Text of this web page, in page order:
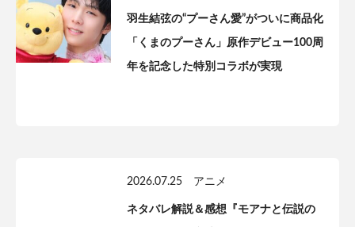
羽生結弦の“プーさん愛”がついに商品化
「くまのプーさん」原作デビュー100周
年を記念した特別コラボが実現
2026.07.25 アニメ
ネタバレ解説＆感想『モアナと伝説の